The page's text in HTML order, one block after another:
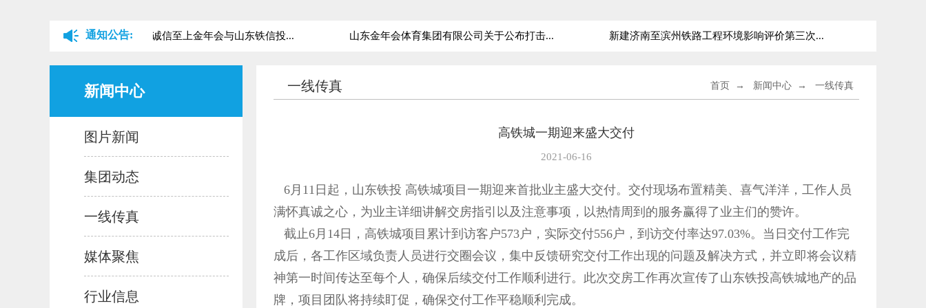
通知公告:
关于山东铁路金字招牌诚信至上金年会与山东铁信投... 山东金年会体育集团有限公司关于公布打击... 新建济南至滨州铁路工程环境影响评价第三次...
新闻中心
图片新闻
集团动态
一线传真
媒体聚焦
行业信息
一线传真 首页 → 新闻中心 → 一线传真
高铁城一期迎来盛大交付
2021-06-16
6月11日起，山东铁投 高铁城项目一期迎来首批业主盛大交付。交付现场布置精美、喜气洋洋，工作人员
满怀真诚之心，为业主详细讲解交房指引以及注意事项，以热情周到的服务赢得了业主们的赞许。
截止6月14日，高铁城项目累计到访客户573户，实际交付556户，到访交付率达97.03%。当日交付工作完
成后，各工作区域负责人员进行交圈会议，集中反馈研究交付工作出现的问题及解决方式，并立即将会议精
神第一时间传达至每个人，确保后续交付工作顺利进行。此次交房工作再次宣传了山东铁投高铁城地产的品
牌，项目团队将持续盯促，确保交付工作平稳顺利完成。